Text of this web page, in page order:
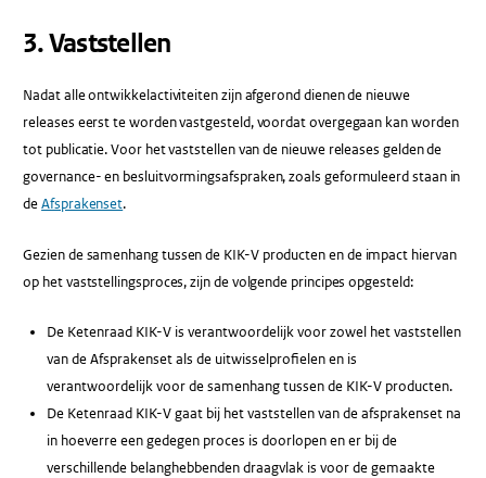
3. Vaststellen
Nadat alle ontwikkelactiviteiten zijn afgerond dienen de nieuwe
releases eerst te worden vastgesteld, voordat overgegaan kan worden
tot publicatie. Voor het vaststellen van de nieuwe releases gelden de
governance- en besluitvormingsafspraken, zoals geformuleerd staan in
deAfsprakenset.
Gezien de samenhang tussen de KIK-V producten en de impact hiervan
op het vaststellingsproces, zijn de volgende principes opgesteld:
De Ketenraad KIK-V is verantwoordelijk voor zowel het vaststellen
van de Afsprakenset als de uitwisselprofielen en is
verantwoordelijk voor de samenhang tussen de KIK-V producten.
De Ketenraad KIK-V gaat bij het vaststellen van de afsprakenset na
in hoeverre een gedegen proces is doorlopen en er bij de
verschillende belanghebbenden draagvlak is voor de gemaakte